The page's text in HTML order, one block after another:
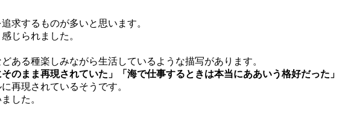
求するものが多いと思います。
じられました。
ある種楽しみながら生活しているような描写があります。
そのまま再現されていた」「海で仕事するときは本当にああいう格好だった」
再現されているそうです。
した。